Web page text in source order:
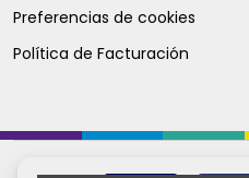
Preferencias de cookies
Política de Facturación